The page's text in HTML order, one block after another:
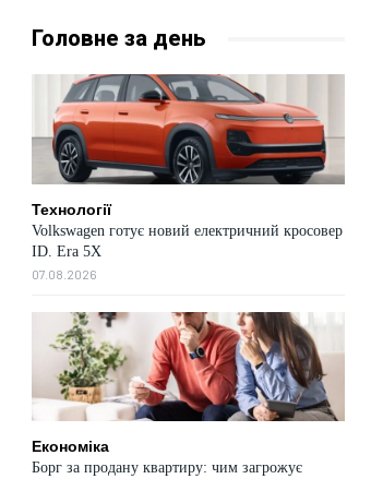
Головне за день
Технології
Volkswagen готує новий електричний кросовер
ID. Era 5X
07.08.2026
Економіка
Борг за продану квартиру: чим загрожує